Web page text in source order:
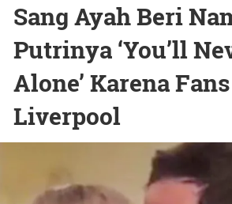
Sang Ayah Beri
Putrinya ‘You’ll
Alone’ Karena Fans
Liverpool